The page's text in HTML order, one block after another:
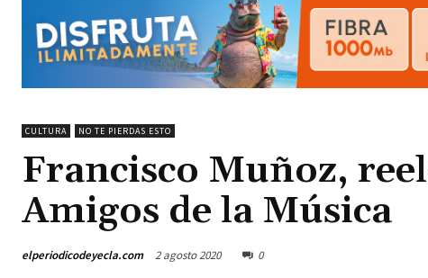
CULTURA NO TE PIERDAS ESTO
Francisco Muñoz,
Amigos de la Música
elperiodicodeyecla.com 2 agosto 2020 0